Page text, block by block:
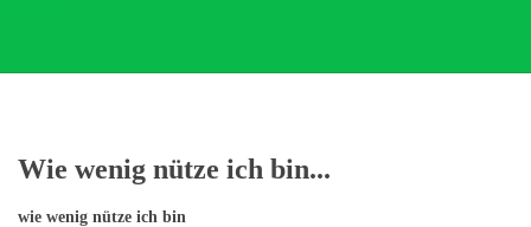
Wie wenig nütze ich bin...
wie wenig nütze ich bin